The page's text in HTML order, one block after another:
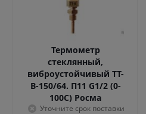
Термометр
стеклянный,
виброустойчивый ТТ-
В-150/64. П11 G1/2 (0-
100С) Росма
Уточните срок поставки